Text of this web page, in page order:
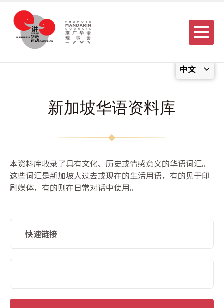
中文
Menu
新加坡华语资料库
本资料库收录了具有文化、历史或情感意义的华语词汇。
这些词汇是新加坡人过去或现在的生活用语，有的见于印
刷媒体，有的则在日常对话中使用。
快速链接